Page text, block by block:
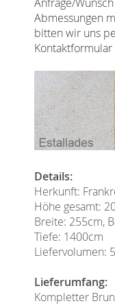
Abmessungen
bitten wir uns
Details:
Herkunft:
Höhe gesamt:
Breite: 255cm,
Tiefe: 1400cm
Liefervolumen:
Lieferumfang:
Kompletter